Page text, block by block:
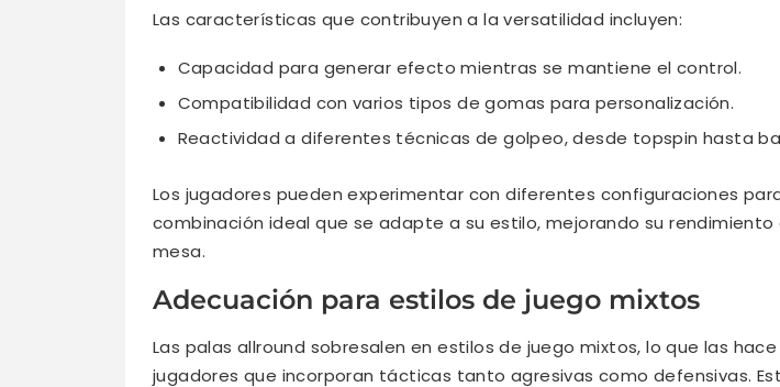
Las características que contribuyen a la versatilidad incluyen:
Capacidad para generar efecto mientras se mantiene el control.
Compatibilidad con varios tipos de gomas para personalización.
Reactividad a diferentes técnicas de golpeo, desde topspin hasta
Los jugadores pueden experimentar con diferentes configuraciones
combinación ideal que se adapte a su estilo, mejorando su rendimiento
mesa.
Adecuación para estilos de juego mixtos
Las palas allround sobresalen en estilos de juego mixtos, lo que las
jugadores que incorporan tácticas tanto agresivas como defensivas.